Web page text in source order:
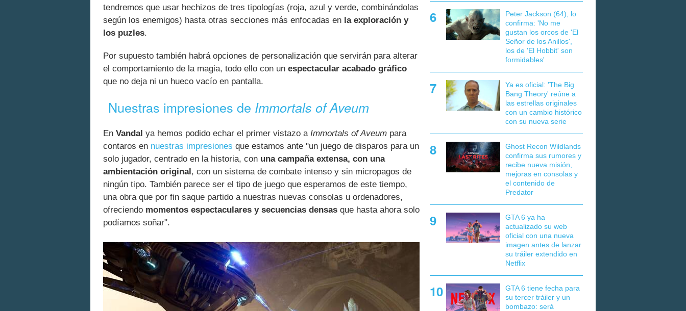
tendremos que usar hechizos de tres tipologías (roja, azul y verde, combinándolas
según los enemigos) hasta otras secciones más enfocadas en la exploración y
los puzles.
Por supuesto también habrá opciones de personalización que servirán para alterar
el comportamiento de la magia, todo ello con un espectacular acabado gráfico
que no deja ni un hueco vacío en pantalla.
Nuestras impresiones de Immortals of Aveum
En Vandal ya hemos podido echar el primer vistazo a Immortals of Aveum para
contaros en nuestras impresiones que estamos ante "un juego de disparos para un
solo jugador, centrado en la historia, con una campaña extensa, con una
ambientación original , con un sistema de combate intenso y sin micropagos de
ningún tipo. También parece ser el tipo de juego que esperamos de este tiempo,
una obra que por fin saque partido a nuestras nuevas consolas u ordenadores,
ofreciendo momentos espectaculares y secuencias densas que hasta ahora solo
podíamos soñar".
Peter Jackson (64), lo
confirma: 'No me
gustan los orcos de 'El
Señor de los Anillos',
los de 'El Hobbit' son
formidables'
Ya es oficial: 'The Big
Bang Theory' reúne a
las estrellas originales
con un cambio histórico
con su nueva serie
Ghost Recon Wildlands
confirma sus rumores y
recibe nueva misión,
mejoras en consolas y
el contenido de
Predator
GTA 6 ya ha
actualizado su web
oficial con una nueva
imagen antes de lanzar
su tráiler extendido en
Netflix
GTA 6 tiene fecha para
su tercer tráiler y un
bombazo: será